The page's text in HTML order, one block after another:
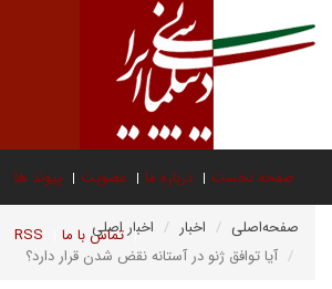
صفحه نخست درباره ما عضویت پیوند ها
تماس با ما RSS صفحه‌اصلی اخبار
اخبار اصلی
آیا توافق ژنو در آستانه نقض شدن قرار دارد؟